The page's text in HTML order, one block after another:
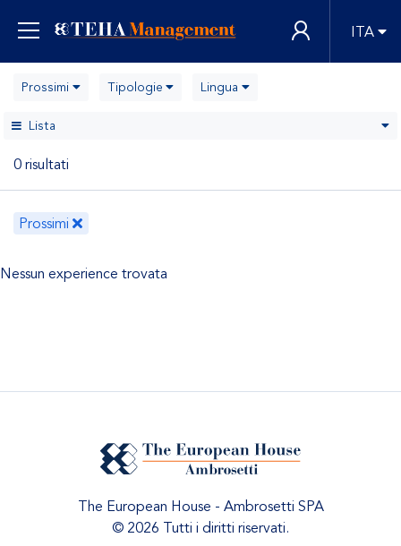
ITA
Prossimi Tipologie Lingua
Lista
0 risultati
Prossimi
Nessun experience trovata
The European House - Ambrosetti SPA
© 2026 Tutti i diritti riservati.